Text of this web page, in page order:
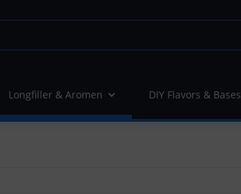
Longfiller & Aromen DIY Flavors & Bases